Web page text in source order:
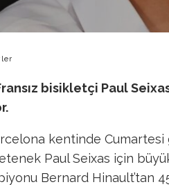
bisikletçi Paul
kentinde
Paul Seixas için
Bernard Hinault’tan